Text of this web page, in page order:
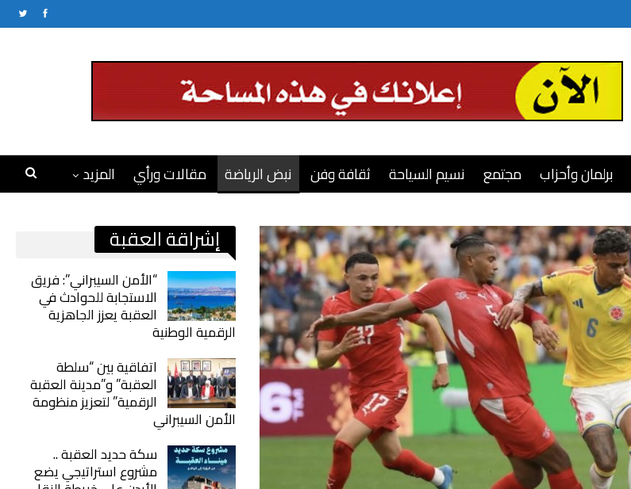
برلمان وأحزاب مجتمع نسيم السياحة ثقافة وفن نبض الرياضة مقالات ورأي المزيد
إشراقة العقبة
“الأمن السيبراني”: فريق
الاستجابة للحوادث في
العقبة يعزز الجاهزية
الرقمية الوطنية
اتفاقية بين “سلطة
العقبة” و”مدينة العقبة
الرقمية” لتعزيز منظومة
الأمن السيبراني
سكة حديد العقبة ..
مشروع استراتيجي يضع